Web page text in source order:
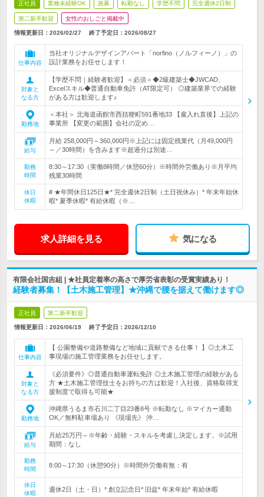
正社員 業種未経験OK 急募 転勤なし 学歴不問 完全週休2日制
第二新卒歓迎 女性のおしごと掲載中
情報更新日：2026/02/27 終了予定日： 2026/08/27
仕事内容
当社オリジナルデザインアパート「norfino（ノルフィーノ）」の
設計業務をお任せします！
対象と
なる方
【学歴不問｜経験者歓迎】＜必須＞◆2級建築士◆JWCAD、
Excelスキル◆普通自動車免許（AT限定可） ◎建築業界での経験
がある方は歓迎します♪
勤務地
＜本社＞ 北海道函館市西拮梗町591番地33 【雇入れ直後】上記の
事業所 【変更の範囲】会社の定め…
給与
月給 258,000円～360,000円※上記には固定残業代（月49,000円
～／30時間）を含みます※超過分は別途…
勤務
時間
8:30～17:30（実働8時間／休憩60分）※時間外労働あり※月平均
残業30時間
休日
休暇
# ★年間休日125日★* 完全週休2日制（土日祝休み）* 年末年始休
暇* 夏季休暇* 有給休暇（※…
求人詳細を見る 気になる
有限会社国吉組 | ★社員定着率の高さで厚労省表彰の受賞実績あり！
経験者募集！【土木施工管理】★沖縄で腰を据えて働けます◎
正社員 第二新卒歓迎
情報更新日：2026/06/19 終了予定日： 2026/12/10
仕事内容
【 公園整備や道路整備など地域に貢献できる仕事！ 】◎土木工
事現場の施工管理業務をお任せします。
対象と
なる方
《必須要件》◎普通自動車運転免許 ◎土木施工管理の経験がある
方 ★土木施工管理技士をお持ちの方は歓迎！入社後、資格取得支
援制度で取得も可能★
勤務地
沖縄県うるま市石川二丁目23番8号 ※転勤なし ※マイカー通勤
OK／無料駐車場あり 《現場先》 沖…
給与
月給25万円～※年齢・経験・スキルを考慮し決定します。※試用
期間：なし
勤務
時間
8:00～17:30（休憩90分）※時間外労働有無：有
休日
休暇
週休2日（土・日）* 創立記念日* 旧盆* 年末年始* 有給休暇